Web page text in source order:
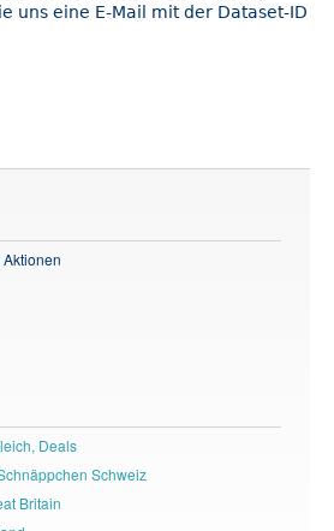
uns eine E-Mail mit der Dataset-ID
Deals
Schweiz
Britain